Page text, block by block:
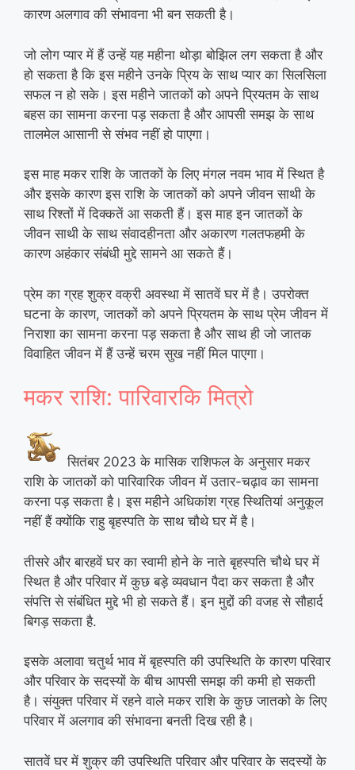
कारण अलगाव की संभावना भी बन सकती है।
जो लोग प्यार में हैं उन्हें यह महीना थोड़ा बोझिल लग सकता है और
हो सकता है कि इस महीने उनके प्रिय के साथ प्यार का सिलसिला
सफल न हो सके। इस महीने जातकों को अपने प्रियतम के साथ
बहस का सामना करना पड़ सकता है और आपसी समझ के साथ
तालमेल आसानी से संभव नहीं हो पाएगा।
इस माह मकर राशि के जातकों के लिए मंगल नवम भाव में स्थित है
और इसके कारण इस राशि के जातकों को अपने जीवन साथी के
साथ रिश्तों में दिक्कतें आ सकती हैं। इस माह इन जातकों के
जीवन साथी के साथ संवादहीनता और अकारण गलतफहमी के
कारण अहंकार संबंधी मुद्दे सामने आ सकते हैं।
प्रेम का ग्रह शुक्र वक्री अवस्था में सातवें घर में है। उपरोक्त
घटना के कारण, जातकों को अपने प्रियतम के साथ प्रेम जीवन में
निराशा का सामना करना पड़ सकता है और साथ ही जो जातक
विवाहित जीवन में हैं उन्हें चरम सुख नहीं मिल पाएगा।
मकर राशि: पारिवारकि मित्रो
सितंबर 2023 के मासिक राशिफल के अनुसार मकर
राशि के जातकों को पारिवारिक जीवन में उतार-चढ़ाव का सामना
करना पड़ सकता है। इस महीने अधिकांश ग्रह स्थितियां अनुकूल
नहीं हैं क्योंकि राहु बृहस्पति के साथ चौथे घर में है।
तीसरे और बारहवें घर का स्वामी होने के नाते बृहस्पति चौथे घर में
स्थित है और परिवार में कुछ बड़े व्यवधान पैदा कर सकता है और
संपत्ति से संबंधित मुद्दे भी हो सकते हैं। इन मुद्दों की वजह से सौहार्द
बिगड़ सकता है.
इसके अलावा चतुर्थ भाव में बृहस्पति की उपस्थिति के कारण परिवार
और परिवार के सदस्यों के बीच आपसी समझ की कमी हो सकती
है। संयुक्त परिवार में रहने वाले मकर राशि के कुछ जातको के लिए
परिवार में अलगाव की संभावना बनती दिख रही है।
सातवें घर में शुक्र की उपस्थिति परिवार और परिवार के सदस्यों के